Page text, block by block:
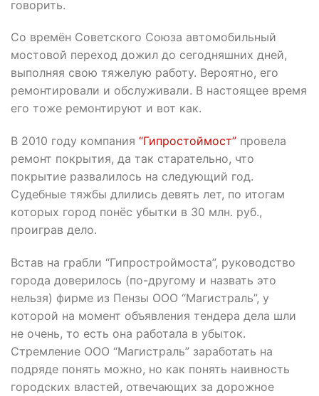
говорить.
Со времён Советского Союза автомобильный
мостовой переход дожил до сегодняшних дней,
выполняя свою тяжелую работу. Вероятно, его
ремонтировали и обслуживали. В настоящее время
его тоже ремонтируют и вот как.
В 2010 году компания “Гипростоймост” провела
ремонт покрытия, да так старательно, что
покрытие развалилось на следующий год.
Судебные тяжбы длились девять лет, по итогам
которых город понёс убытки в 30 млн. руб.,
проиграв дело.
Встав на грабли “Гипростроймоста”, руководство
города доверилось (по-другому и назвать это
нельзя) фирме из Пензы ООО “Магистраль”, у
которой на момент объявления тендера дела шли
не очень, то есть она работала в убыток.
Стремление ООО “Магистраль” заработать на
подряде понять можно, но как понять наивность
городских властей, отвечающих за дорожное